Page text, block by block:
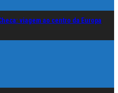
viagem ao centro da Europa